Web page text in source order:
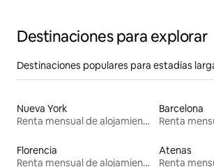
Destinaciones para explorar
Destinaciones populares para estadías
Nueva York
Renta mensual de alojamientos
Barcelona
Florencia
Renta mensual de alojamientos
Atenas